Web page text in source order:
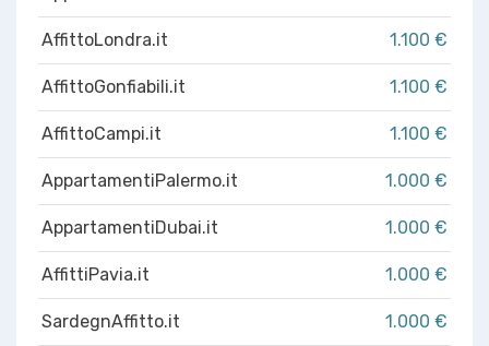
AffittoLondra.it 1.100 €
AffittoGonfiabili.it 1.100 €
AffittoCampi.it 1.100 €
AppartamentiPalermo.it 1.000 €
AppartamentiDubai.it 1.000 €
AffittiPavia.it 1.000 €
SardegnAffitto.it 1.000 €